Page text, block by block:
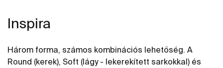
Inspira
Három forma, számos kombinációs lehetőség. A
Round (kerek), Soft (lágy - lekerekített sarkokkal) és